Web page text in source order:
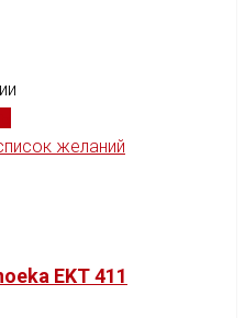
желаний
EKT 411